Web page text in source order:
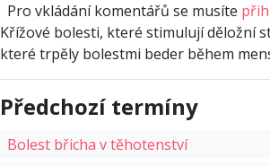
Pro vkládání komentářů se musíte
Křížové bolesti, které stimulují děložní
které trpěly bolestmi beder během
Předchozí termíny
Bolest břicha v těhotenství